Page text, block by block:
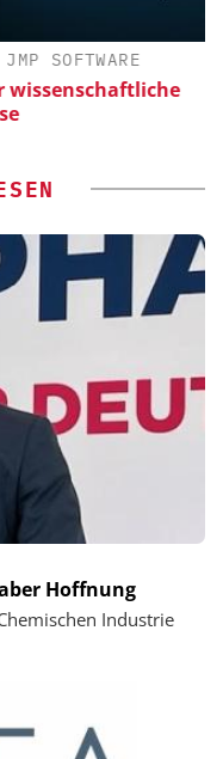
SOFTWARE
wissenschaftliche
Hoffnung
Industrie